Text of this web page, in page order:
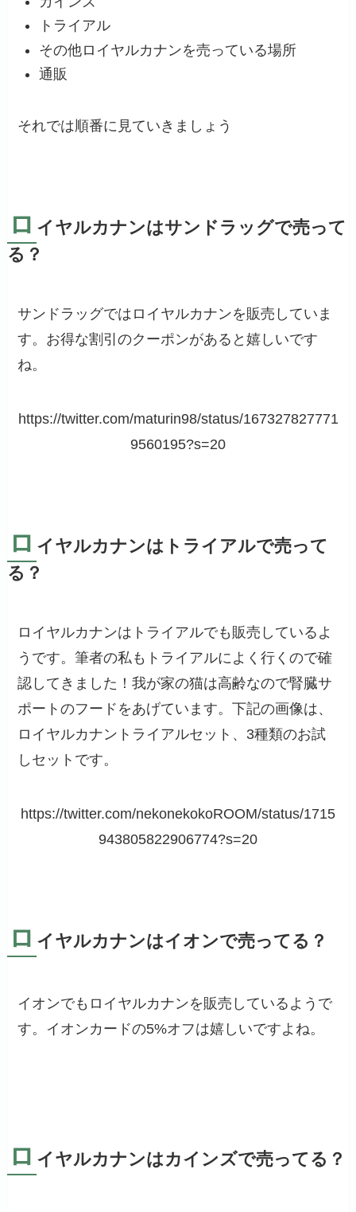
トライアル
その他ロイヤルカナンを売っている場所
通販
それでは順番に見ていきましょう
ロ イヤルカナンはサンドラッグで売って
る？
サンドラッグではロイヤルカナンを販売していま
す。お得な割引のクーポンがあると嬉しいです
ね。
https://twitter.com/maturin98/status/167327827771
9560195?s=20
ロ イヤルカナンはトライアルで売って
る？
ロイヤルカナンはトライアルでも販売しているよ
うです。筆者の私もトライアルによく行くので確
認してきました！我が家の猫は高齢なので腎臓サ
ポートのフードをあげています。下記の画像は、
ロイヤルカナントライアルセット、3種類のお試
しセットです。
https://twitter.com/nekonekokoROOM/status/1715
943805822906774?s=20
ロ イヤルカナンはイオンで売ってる？
イオンでもロイヤルカナンを販売しているようで
す。イオンカードの5%オフは嬉しいですよね。
ロ イヤルカナンはカインズで売ってる？